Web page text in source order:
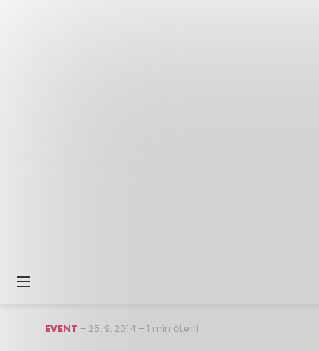
EVENT – 25. 9. 2014 –1 min čtení